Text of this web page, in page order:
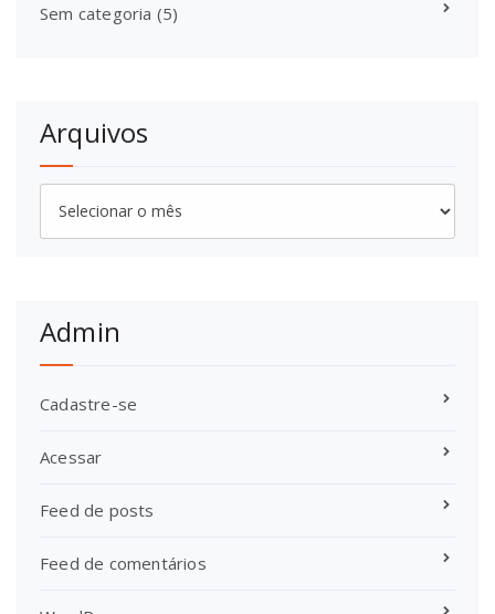
Sem categoria (5)
Arquivos
Arquivos
Admin
Cadastre-se
Acessar
Feed de posts
Feed de comentários